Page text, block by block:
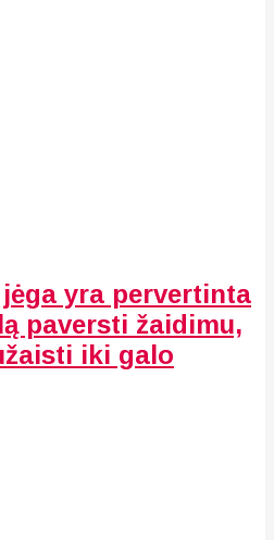
yra pervertinta
paversti žaidimu,
iki galo